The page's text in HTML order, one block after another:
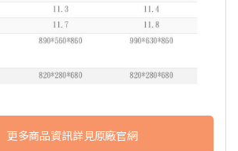
更多商品資訊詳見原廠官網